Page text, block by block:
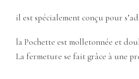
il est spécialement conçu pour
la Pochette est molletonnée et
La fermeture se fait grâce à une